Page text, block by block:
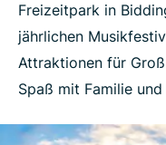
Freizeitpark in
jährlichen
Attraktionen für
Spaß mit Familie